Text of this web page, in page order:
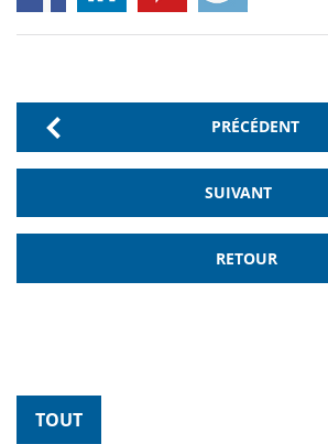
PRÉCÉDENT
SUIVANT
RETOUR
TOUT